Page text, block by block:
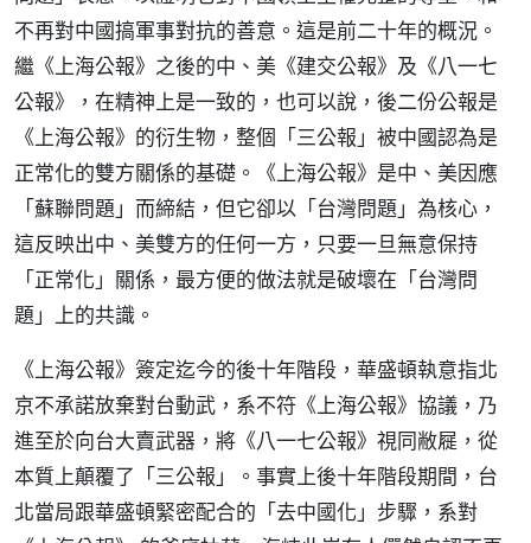
不再對中國搞軍事對抗的善意。這是前二十年的概況。
繼《上海公報》之後的中、美《建交公報》及《八一七
公報》，在精神上是一致的，也可以說，後二份公報是
《上海公報》的衍生物，整個「三公報」被中國認為是
正常化的雙方關係的基礎。《上海公報》是中、美因應
「蘇聯問題」而締結，但它卻以「台灣問題」為核心，
這反映出中、美雙方的任何一方，只要一旦無意保持
「正常化」關係，最方便的做法就是破壞在「台灣問
題」上的共識。
《上海公報》簽定迄今的後十年階段，華盛頓執意指北
京不承諾放棄對台動武，系不符《上海公報》協議，乃
進至於向台大賣武器，將《八一七公報》視同敝屣，從
本質上顛覆了「三公報」。事實上後十年階段期間，台
北當局跟華盛頓緊密配合的「去中國化」步驟，系對